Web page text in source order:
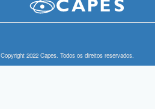
Copyright 2022 Capes. Todos os direitos reservados.